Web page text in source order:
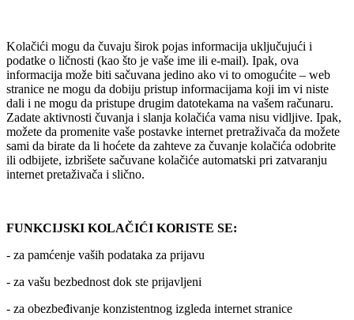
Kolačići mogu da čuvaju širok pojas informacija uključujući i
podatke o ličnosti (kao što je vaše ime ili e-mail). Ipak, ova
informacija može biti sačuvana jedino ako vi to omogućite – web
stranice ne mogu da dobiju pristup informacijama koji im vi niste
dali i ne mogu da pristupe drugim datotekama na vašem računaru.
Zadate aktivnosti čuvanja i slanja kolačića vama nisu vidljive. Ipak,
možete da promenite vaše postavke internet pretraživača da možete
sami da birate da li hoćete da zahteve za čuvanje kolačića odobrite
ili odbijete, izbrišete sačuvane kolačiće automatski pri zatvaranju
internet pretaživača i slično.
FUNKCIJSKI KOLAČIĆI KORISTE SE:
- za pamćenje vaših podataka za prijavu
- za vašu bezbednost dok ste prijavljeni
- za obezbeđivanje konzistentnog izgleda internet stranice